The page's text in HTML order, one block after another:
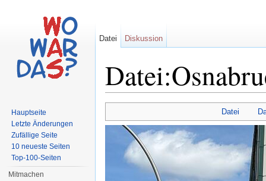
Datei
Datei Diskussion
Hauptseite
Letzte Änderungen
Zufällige Seite
10 neueste Seiten
Top-100-Seiten
Mitmachen